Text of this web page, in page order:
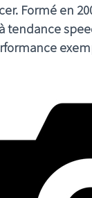
Formé en